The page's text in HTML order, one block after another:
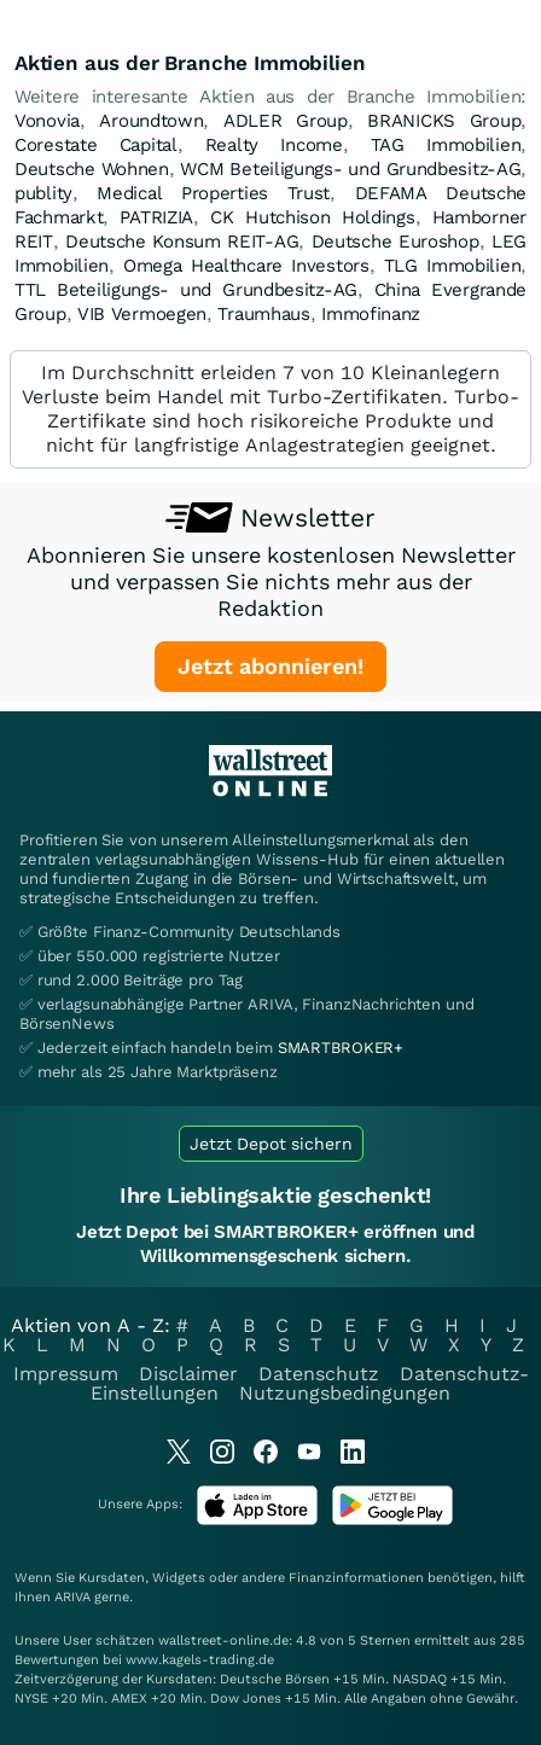
Aktien aus der Branche Immobilien
Weitere interesante Aktien aus der Branche Immobilien:
Vonovia,Aroundtown, ADLER Group, BRANICKS Group,
Corestate Capital, Realty Income, TAG Immobilien,
Deutsche Wohnen,WCM Beteiligungs- und Grundbesitz-AG,
publity, Medical Properties Trust, DEFAMA Deutsche
Fachmarkt, PATRIZIA, CK Hutchison Holdings, Hamborner
REIT, Deutsche Konsum REIT-AG, Deutsche Euroshop, LEG
Immobilien, Omega Healthcare Investors, TLG Immobilien,
TTL Beteiligungs- und Grundbesitz-AG, China Evergrande
Group, VIB Vermoegen,Traumhaus, Immofinanz
Im Durchschnitt erleiden 7 von 10 Kleinanlegern
Verluste beim Handel mit Turbo-Zertifikaten. Turbo-
Zertifikate sind hoch risikoreiche Produkte und
nicht für langfristige Anlagestrategien geeignet.
Newsletter
Abonnieren Sie unsere kostenlosen Newsletter
und verpassen Sie nichts mehr aus der
Redaktion
Jetzt abonnieren!
Profitieren Sie von unserem Alleinstellungsmerkmal als den
zentralen verlagsunabhängigen Wissens-Hub für einen aktuellen
und fundierten Zugang in die Börsen- und Wirtschaftswelt, um
strategische Entscheidungen zu treffen.
✅ Größte Finanz-Community Deutschlands
✅ über 550.000 registrierte Nutzer
✅ rund 2.000 Beiträge pro Tag
✅ verlagsunabhängige Partner ARIVA, FinanzNachrichten und
BörsenNews
✅ Jederzeit einfach handeln beim SMARTBROKER+
✅ mehr als 25 Jahre Marktpräsenz
Jetzt Depot sichern
Ihre Lieblingsaktie geschenkt!
Jetzt Depot bei SMARTBROKER+ eröffnen und
Willkommensgeschenk sichern.
Aktien von A - Z: # A B C D E F G H I
J
K
L M N O P Q R S T U V W X Y
Z
Impressum
Disclaimer Datenschutz
Datenschutz-
Einstellungen
Nutzungsbedingungen
Unsere Apps:
Wenn Sie Kursdaten, Widgets oder andere Finanzinformationen benötigen, hilft
Ihnen ARIVA gerne.
Unsere User schätzen wallstreet-online.de: 4.8 von 5 Sternen ermittelt aus 285
Bewertungen bei www.kagels-trading.de
Zeitverzögerung der Kursdaten: Deutsche Börsen +15 Min. NASDAQ +15 Min.
NYSE +20 Min. AMEX +20 Min. Dow Jones +15 Min. Alle Angaben ohne Gewähr.